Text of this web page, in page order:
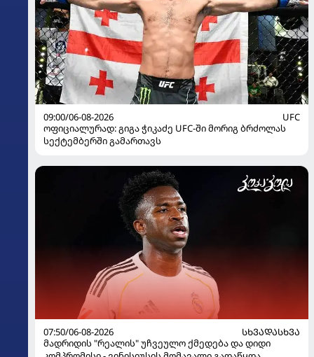
09:00/06-08-2026
UFC
ოფიციალურად: გიგა ჭიკაძე UFC-ში მორიგ ბრძოლას
სექტემბერში გამართავს
07:50/06-08-2026
ᲡᲮᲕᲐᲓᲐᲡᲮᲕᲐ
მადრიდის "რეალის" უჩვეულო ქმედება და დიდი